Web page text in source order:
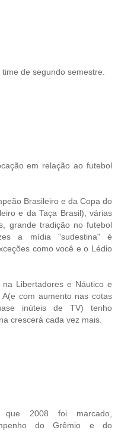
de segundo semestre.
em relação ao futebol
Brasileiro e da Copa do
e da Taça Brasil), várias
grande tradição no futebol
a mídia "sudestina" é
como você e o Lédio
Libertadores e Náutico e
com aumento nas cotas
inúteis de TV) tenho
crescerá cada vez mais.
2008 foi marcado,
do Grêmio e do